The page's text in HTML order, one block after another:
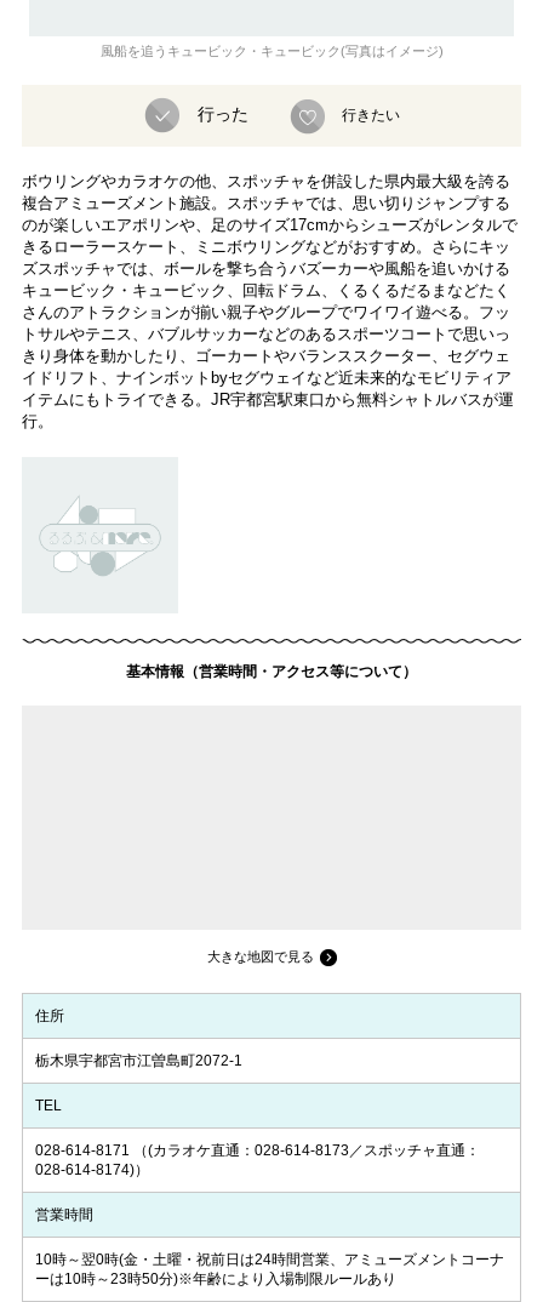
風船を追うキュービック・キュービック(写真はイメージ)
行った 行きたい
ボウリングやカラオケの他、スポッチャを併設した県内最大級を誇る
複合アミューズメント施設。スポッチャでは、思い切りジャンプする
のが楽しいエアポリンや、足のサイズ17cmからシューズがレンタルで
きるローラースケート、ミニボウリングなどがおすすめ。さらにキッ
ズスポッチャでは、ボールを撃ち合うバズーカーや風船を追いかける
キュービック・キュービック、回転ドラム、くるくるだるまなどたく
さんのアトラクションが揃い親子やグループでワイワイ遊べる。フッ
トサルやテニス、バブルサッカーなどのあるスポーツコートで思いっ
きり身体を動かしたり、ゴーカートやバランススクーター、セグウェ
イドリフト、ナインボットbyセグウェイなど近未来的なモビリティア
イテムにもトライできる。JR宇都宮駅東口から無料シャトルバスが運
行。
基本情報（営業時間・アクセス等について）
大きな地図で見る
住所
栃木県宇都宮市江曽島町2072-1
TEL
028-614-8171 （(カラオケ直通：028-614-8173／スポッチャ直通：
028-614-8174)）
営業時間
10時～翌0時(金・土曜・祝前日は24時間営業、アミューズメントコーナ
ーは10時～23時50分)※年齢により入場制限ルールあり